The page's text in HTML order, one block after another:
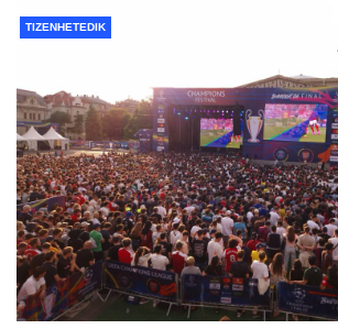
TIZENHETEDIK